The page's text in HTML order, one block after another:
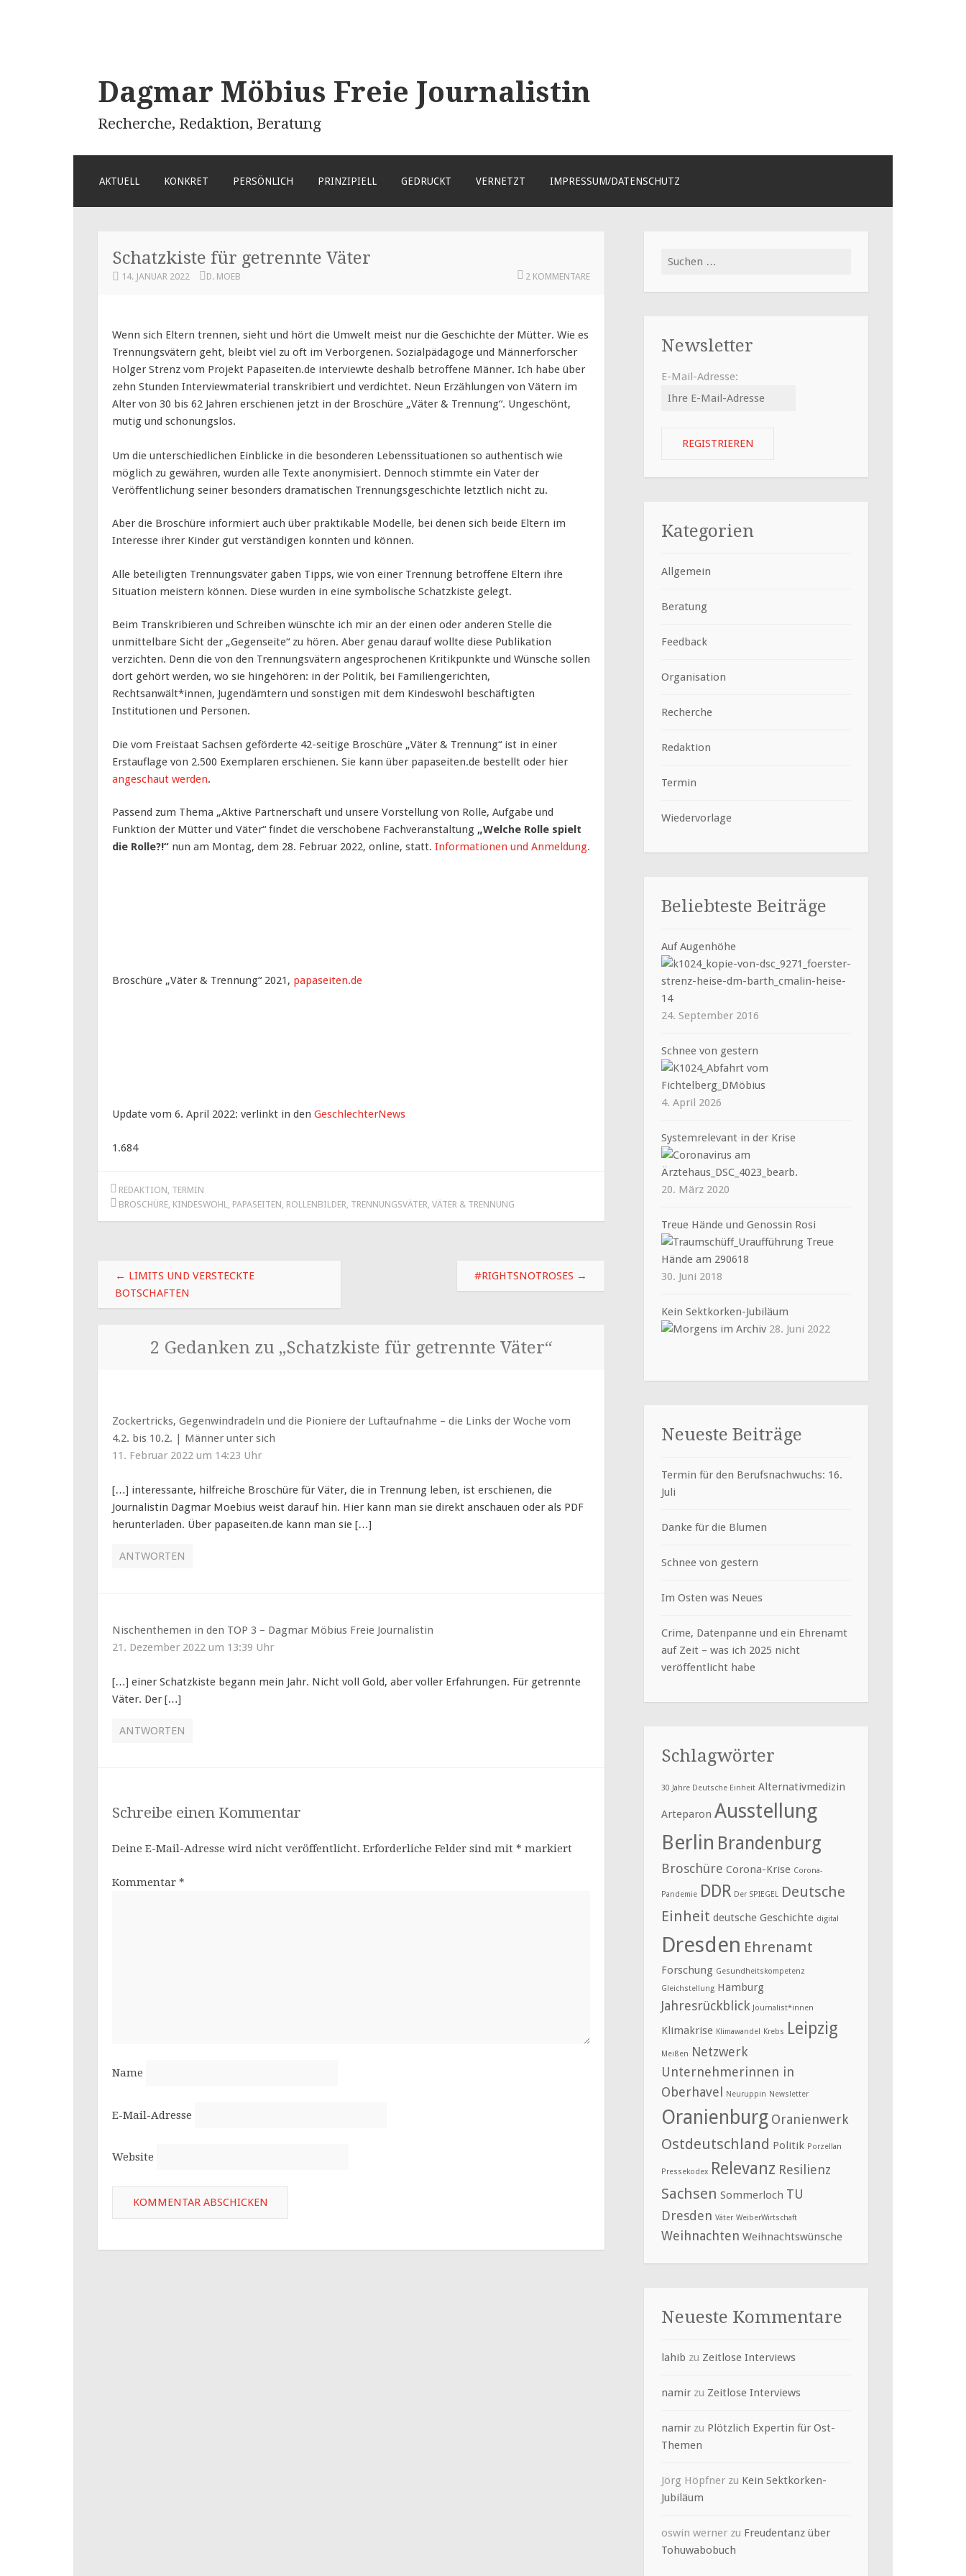
Dagmar Möbius Freie Journalistin
Recherche, Redaktion, Beratung
SPRINGEN
AKTUELL KONKRET PERSÖNLICH PRINZIPIELL GEDRUCKT VERNETZT IMPRESSUM/DATENSCHUTZ
Schatzkiste für getrennte Väter
14. JANUAR 2022 D. MOEB 2 KOMMENTARE
Wenn sich Eltern trennen, sieht und hört die Umwelt meist nur die Geschichte der Mütter. Wie es
Trennungsvätern geht, bleibt viel zu oft im Verborgenen. Sozialpädagoge und Männerforscher
Holger Strenz vom Projekt Papaseiten.de interviewte deshalb betroffene Männer. Ich habe über
zehn Stunden Interviewmaterial transkribiert und verdichtet. Neun Erzählungen von Vätern im
Alter von 30 bis 62 Jahren erschienen jetzt in der Broschüre „Väter & Trennung“. Ungeschönt,
mutig und schonungslos.
Um die unterschiedlichen Einblicke in die besonderen Lebenssituationen so authentisch wie
möglich zu gewähren, wurden alle Texte anonymisiert. Dennoch stimmte ein Vater der
Veröffentlichung seiner besonders dramatischen Trennungsgeschichte letztlich nicht zu.
Aber die Broschüre informiert auch über praktikable Modelle, bei denen sich beide Eltern im
Interesse ihrer Kinder gut verständigen konnten und können.
Alle beteiligten Trennungsväter gaben Tipps, wie von einer Trennung betroffene Eltern ihre
Situation meistern können. Diese wurden in eine symbolische Schatzkiste gelegt.
Beim Transkribieren und Schreiben wünschte ich mir an der einen oder anderen Stelle die
unmittelbare Sicht der „Gegenseite“ zu hören. Aber genau darauf wollte diese Publikation
verzichten. Denn die von den Trennungsvätern angesprochenen Kritikpunkte und Wünsche sollen
dort gehört werden, wo sie hingehören: in der Politik, bei Familiengerichten,
Rechtsanwält*innen, Jugendämtern und sonstigen mit dem Kindeswohl beschäftigten
Institutionen und Personen.
Die vom Freistaat Sachsen geförderte 42-seitige Broschüre „Väter & Trennung“ ist in einer
Erstauflage von 2.500 Exemplaren erschienen. Sie kann über papaseiten.de bestellt oder hier
angeschaut werden.
Passend zum Thema „Aktive Partnerschaft und unsere Vorstellung von Rolle, Aufgabe und
Funktion der Mütter und Väter“ findet die verschobene Fachveranstaltung „Welche Rolle spielt
die Rolle?!“ nun am Montag, dem 28. Februar 2022, online, statt. Informationen und Anmeldung.
Broschüre „Väter & Trennung“ 2021, papaseiten.de
Update vom 6. April 2022: verlinkt in den GeschlechterNews
1.684
REDAKTION, TERMIN
BROSCHÜRE, KINDESWOHL, PAPASEITEN, ROLLENBILDER, TRENNUNGSVÄTER, VÄTER & TRENNUNG
Beitragsnavigation
← LIMITS UND VERSTECKTE
BOTSCHAFTEN
#RIGHTSNOTROSES →
2 Gedanken zu „Schatzkiste für getrennte Väter“
Zockertricks, Gegenwindradeln und die Pioniere der Luftaufnahme – die Links der Woche vom
4.2. bis 10.2. | Männer unter sich
11. Februar 2022 um 14:23 Uhr
[…] interessante, hilfreiche Broschüre für Väter, die in Trennung leben, ist erschienen, die
Journalistin Dagmar Moebius weist darauf hin. Hier kann man sie direkt anschauen oder als PDF
herunterladen. Über papaseiten.de kann man sie […]
ANTWORTEN
Nischenthemen in den TOP 3 – Dagmar Möbius Freie Journalistin
21. Dezember 2022 um 13:39 Uhr
[…] einer Schatzkiste begann mein Jahr. Nicht voll Gold, aber voller Erfahrungen. Für getrennte
Väter. Der […]
ANTWORTEN
Schreibe einen Kommentar
Deine E-Mail-Adresse wird nicht veröffentlicht. Erforderliche Felder sind mit * markiert
Kommentar *
Name
E-Mail-Adresse
Website
Suchen
Newsletter
E-Mail-Adresse:
Kategorien
Allgemein
Beratung
Feedback
Organisation
Recherche
Redaktion
Termin
Wiedervorlage
Beliebteste Beiträge
Auf Augenhöhe
24. September 2016
Schnee von gestern
4. April 2026
Systemrelevant in der Krise
20. März 2020
Treue Hände und Genossin Rosi
30. Juni 2018
Kein Sektkorken-Jubiläum
28. Juni 2022
Neueste Beiträge
Termin für den Berufsnachwuchs: 16.
Juli
Danke für die Blumen
Schnee von gestern
Im Osten was Neues
Crime, Datenpanne und ein Ehrenamt
auf Zeit – was ich 2025 nicht
veröffentlicht habe
Schlagwörter
30 Jahre Deutsche Einheit Alternativmedizin
Arteparon Ausstellung
Berlin Brandenburg
Broschüre Corona-Krise Corona-
Pandemie DDR Der SPIEGEL Deutsche
Einheit deutsche Geschichte digital
Dresden Ehrenamt
Forschung Gesundheitskompetenz
Gleichstellung Hamburg
Jahresrückblick Journalist*innen
Klimakrise Klimawandel Krebs Leipzig
Meißen Netzwerk
Unternehmerinnen in
Oberhavel
Neuruppin Newsletter
Oranienburg Oranienwerk
Ostdeutschland Politik Porzellan
Pressekodex Relevanz Resilienz
Sachsen Sommerloch TU
Dresden Väter WeiberWirtschaft
Weihnachten Weihnachtswünsche
Neueste Kommentare
lahib zu Zeitlose Interviews
namir zu Zeitlose Interviews
namir zu Plötzlich Expertin für Ost-
Themen
Jörg Höpfner zu Kein Sektkorken-
Jubiläum
oswin werner zu Freudentanz über
Tohuwabobuch